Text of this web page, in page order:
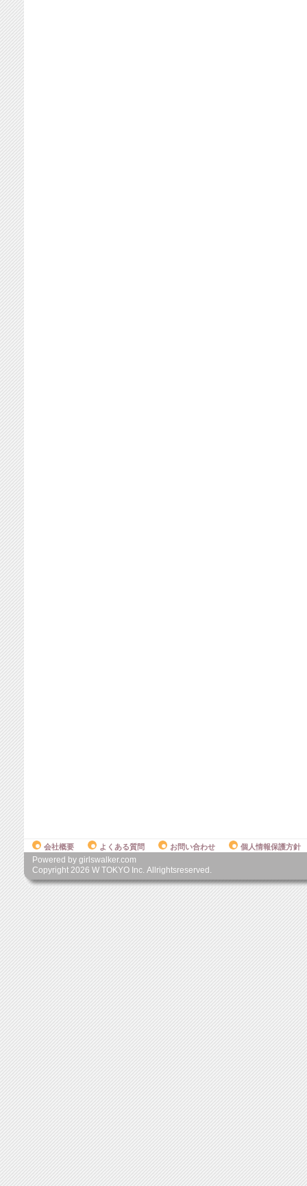
会社概要 よくある質問 お問い合わせ 個人情報保護方針
Powered by girlswalker.com
Copyright 2026 W TOKYO Inc. Allrightsreserved.